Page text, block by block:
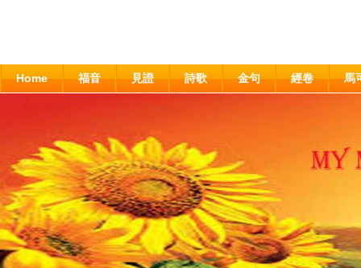
Home 福音 見證 詩歌 金句 經卷 馬